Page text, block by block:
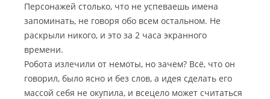
Персонажей столько, что не успеваешь имена
запоминать, не говоря обо всем остальном. Не
раскрыли никого, и это за 2 часа экранного
времени.
Робота излечили от немоты, но зачем? Всё, что он
говорил, было ясно и без слов, а идея сделать его
массой себя не окупила, и всецело может считаться